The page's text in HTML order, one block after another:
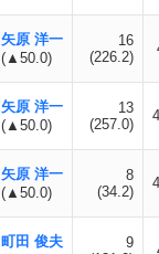
矢原 洋一
(▲50.0)
16
(226.2)
矢原 洋一
(▲50.0)
13
(257.0)
矢原 洋一
(▲50.0)
8
(34.2)
町田 俊夫
9